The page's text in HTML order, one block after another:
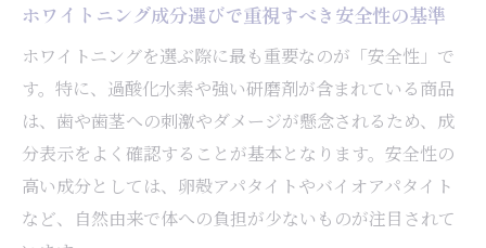
ホワイトニング成分選びで重視すべき安全性の基準
ホワイトニングを選ぶ際に最も重要なのが「安全性」で
す。特に、過酸化水素や強い研磨剤が含まれている商品
は、歯や歯茎への刺激やダメージが懸念されるため、成
分表示をよく確認することが基本となります。安全性の
高い成分としては、卵殻アパタイトやバイオアパタイト
など、自然由来で体への負担が少ないものが注目されて